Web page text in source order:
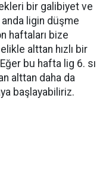
bir galibiyet ve
ligin düşme
haftaları bize
alttan hızlı bir
bu hafta lig 6. sı
alttan daha da
başlayabiliriz.